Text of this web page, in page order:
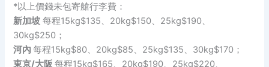
*以上價錢未包寄艙行李費：
新加坡 每程15kg$135、20kg$150、25kg$190、
30kg$250；
河內每程15kg$80、20kg$85、25kg$135、30kg$170；
東京/大阪 每程15kg$165、20kg$190、25kg$220、